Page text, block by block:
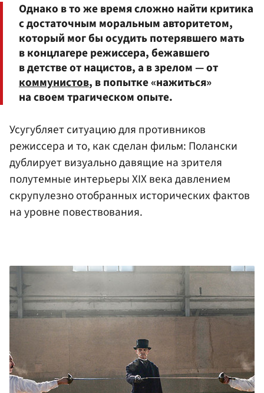
Однако в то же время сложно найти критика
с достаточным моральным авторитетом,
который мог бы осудить потерявшего мать
в концлагере режиссера, бежавшего
в детстве от нацистов, а в зрелом — от
коммунистов, в попытке «нажиться»
на своем трагическом опыте.
Усугубляет ситуацию для противников
режиссера и то, как сделан фильм: Полански
дублирует визуально давящие на зрителя
полутемные интерьеры XIX века давлением
скрупулезно отобранных исторических фактов
на уровне повествования.